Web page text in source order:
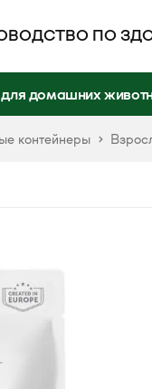
ПО
домашних
контейнеры